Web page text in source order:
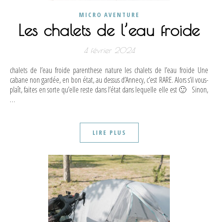
MICRO AVENTURE
Les chalets de l’eau froide
4 février 2024
chalets de l’eau froide parenthese nature les chalets de l’eau froide Une
cabane non gardée, en bon état, au dessus d’Annecy, c’est RARE. Alors s’il vous-
plaît, faites en sorte qu’elle reste dans l’état dans lequelle elle est 🙂 Sinon,
…
LIRE PLUS